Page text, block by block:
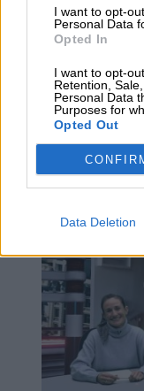
I want to opt-
Personal Data
Opted In
I want to opt-
Retention,
Personal Data
Purposes for
Opted Out
Data Deletion
la hora de
de
piensan que
los morados
deslavazada”.
artistas